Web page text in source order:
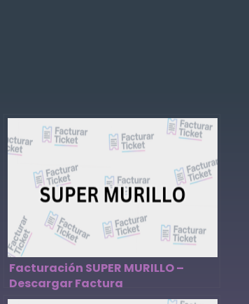
Facturación SUPER MURILLO –
Descargar Factura